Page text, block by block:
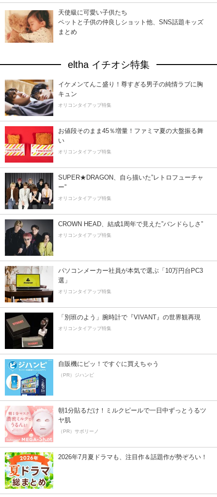
天使級に可愛い子供たち
ペットと子供の仲良しショット他、SNS話題キッズ
まとめ
eltha イチオシ特集
イケメンてんこ盛り！尊すぎる男子の純情ラブに胸
キュン
オリコンタイアップ特集
お値段そのまま45％増量！ファミマ夏の大盤振る舞
い
オリコンタイアップ特集
SUPER★DRAGON、自ら描いた”レトロフューチャ
ー”
オリコンタイアップ特集
CROWN HEAD、結成1周年で見えた”バンドらしさ”
オリコンタイアップ特集
パソコンメーカー社員が本気で選ぶ「10万円台PC3
選」
オリコンタイアップ特集
「別班のよう」腕時計で『VIVANT』の世界観再現
オリコンタイアップ特集
自販機にピッ！ですぐに買えちゃう
（PR）ジハンピ
朝1分貼るだけ！ミルクピールで一日中ずっとうるツ
ヤ肌
（PR）サボリーノ
2026年7月夏ドラマも、注目作＆話題作が勢ぞろい！